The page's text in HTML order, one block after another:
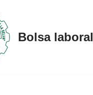
Bolsa laboral